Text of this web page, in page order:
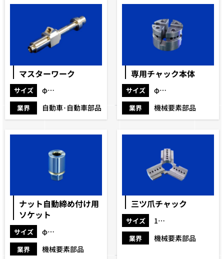
マスターワーク
サイズ φ60×200
業界 自動車･自動車部品
専用チャック本体
サイズ φ129×85
業界 機械要素部品
ナット自動締め付け用
ソケット
サイズ φ40×65
業界 機械要素部品
三ツ爪チャック
サイズ 10×60
業界 機械要素部品